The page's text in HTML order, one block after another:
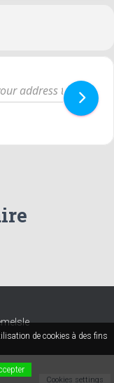
de cookies à des fins
Cookies settings